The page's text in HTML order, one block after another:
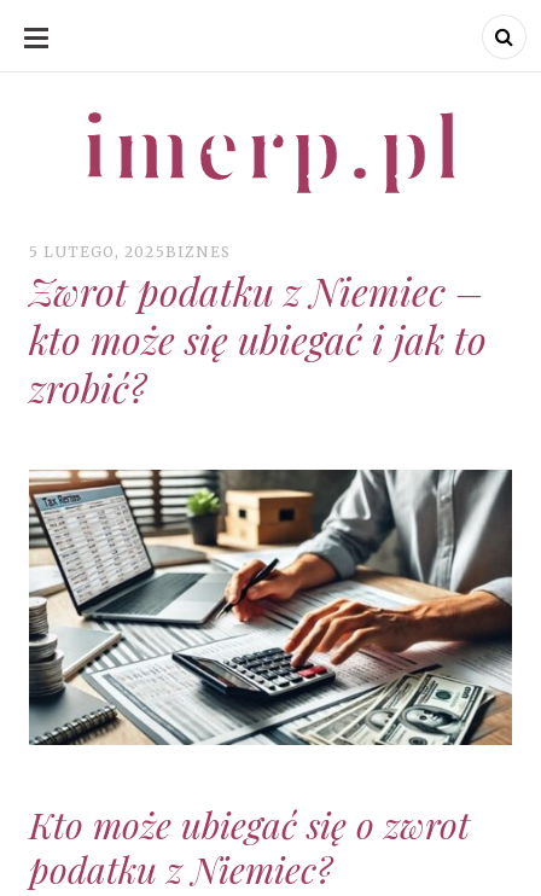
SKIP
CONTENT
imerp.pl
5 LUTEGO, 2025 BIZNES
Zwrot podatku z Niemiec –
kto może się ubiegać i jak to
zrobić?
Kto może ubiegać się o zwrot
podatku z Niemiec?